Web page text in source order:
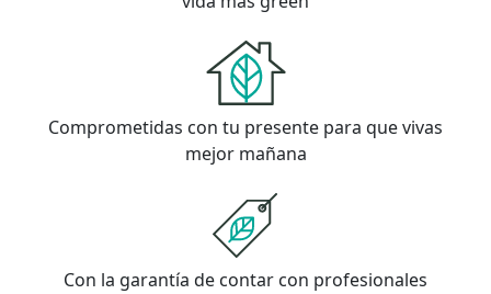
Comprometidas con tu presente para que vivas
mejor mañana
Con la garantía de contar con profesionales